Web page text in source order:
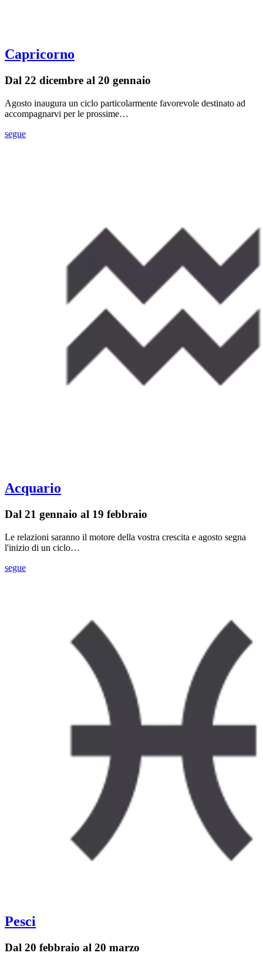
Capricorno
Dal 22 dicembre al 20 gennaio
Agosto inaugura un ciclo particolarmente favorevole destinato ad
accompagnarvi per le prossime…
segue
Acquario
Dal 21 gennaio al 19 febbraio
Le relazioni saranno il motore della vostra crescita e agosto segna
l'inizio di un ciclo…
segue
Pesci
Dal 20 febbraio al 20 marzo